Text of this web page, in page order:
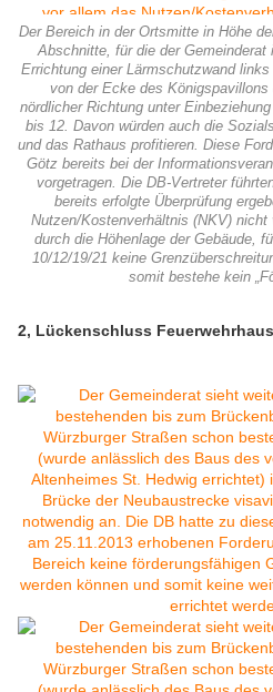
Der Bereich in der Ortsmitte in Höhe
Abschnitte, für die der Gemeinderat
Errichtung einer Lärmschutzwand
von der Ecke des
nördlicher Richtung unter
bis 12. Davon würden auch die
und das Rathaus profitieren. Diese
Götz bereits bei der
vorgetragen. Die DB-Vertreter
bereits erfolgte Überprüfung
Nutzen/Kostenverhältnis (NKV)
durch die Höhenlage der Gebäude,
10/12/19/21 keine
somit bestehe kein
2, Lückenschluss Feuerwehrhaus